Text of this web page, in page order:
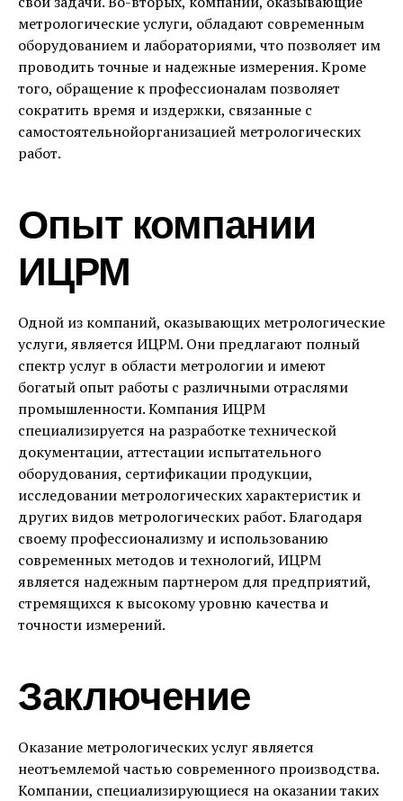
метрологические услуги, обладают современным
оборудованием и лабораториями, что позволяет им
проводить точные и надежные измерения. Кроме
того, обращение к профессионалам позволяет
сократить время и издержки, связанные с
самостоятельнойорганизацией метрологических
работ.
Опыт компании
ИЦРМ
Одной из компаний, оказывающих метрологические
услуги, является ИЦРМ. Они предлагают полный
спектр услуг в области метрологии и имеют
богатый опыт работы с различными отраслями
промышленности. Компания ИЦРМ
специализируется на разработке технической
документации, аттестации испытательного
оборудования, сертификации продукции,
исследовании метрологических характеристик и
других видов метрологических работ. Благодаря
своему профессионализму и использованию
современных методов и технологий, ИЦРМ
является надежным партнером для предприятий,
стремящихся к высокому уровню качества и
точности измерений.
Заключение
Оказание метрологических услуг является
неотъемлемой частью современного производства.
Компании, специализирующиеся на оказании таких